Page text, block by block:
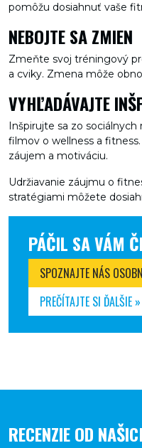
pomôžu dosiahnuť vaše
NEBOJTE SA ZMIEN
Zmeňte svoj tréningový
a cviky. Zmena môže
VYHĽADÁVAJTE
Inšpirujte sa zo
filmov o wellness a
záujem a motiváciu.
Udržiavanie záujmu o
stratégiami môžete
PÁČIL SA VÁM
SPOZNAJTE NÁS
PREČÍTAJTE SI ĎALŠIE »
RECENZIE OD